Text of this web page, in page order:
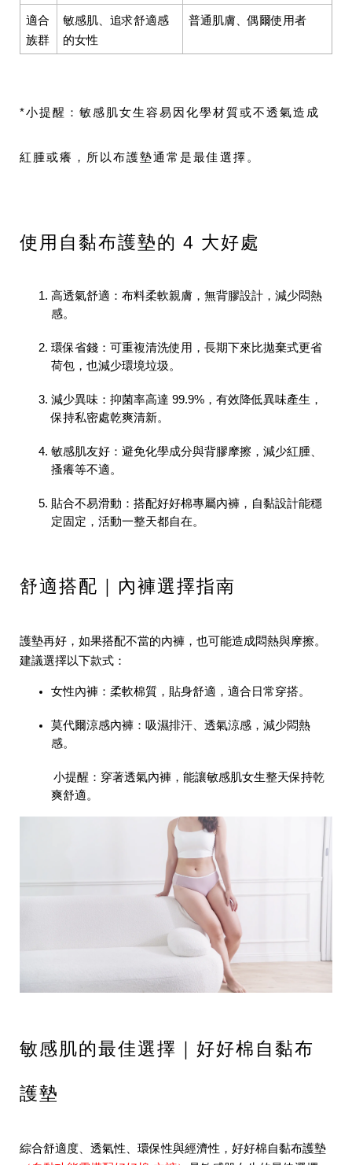
適合
族群
敏感肌、追求舒適感
的女性
普通肌膚、偶爾使用者
*小提醒：敏感肌女生容易因化學材質或不透氣造成
紅腫或癢，所以布護墊通常是最佳選擇。
使用自黏布護墊的 4 大好處
高透氣舒適： 布料柔軟親膚，無背膠設計，減少悶熱
感。
環保省錢： 可重複清洗使用，長期下來比拋棄式更省
荷包，也減少環境垃圾。
減少異味： 抑菌率高達 99.9%，有效降低異味產生，
保持私密處乾爽清新。
敏感肌友好： 避免化學成分與背膠摩擦，減少紅腫、
搔癢等不適。
貼合不易滑動： 搭配好好棉專屬內褲，自黏設計能穩
定固定，活動一整天都自在。
舒適搭配｜內褲選擇指南
護墊再好，如果搭配不當的內褲，也可能造成悶熱與摩擦。
建議選擇以下款式：
女性內褲 ：柔軟棉質，貼身舒適，適合日常穿搭。
莫代爾涼感內褲 ：吸濕排汗、透氣涼感，減少悶熱
感。
小提醒：穿著透氣內褲，能讓敏感肌女生整天保持乾
爽舒適。
敏感肌的最佳選擇｜好好棉自黏布
護墊
綜合舒適度、透氣性、環保性與經濟性，好好棉自黏布護墊